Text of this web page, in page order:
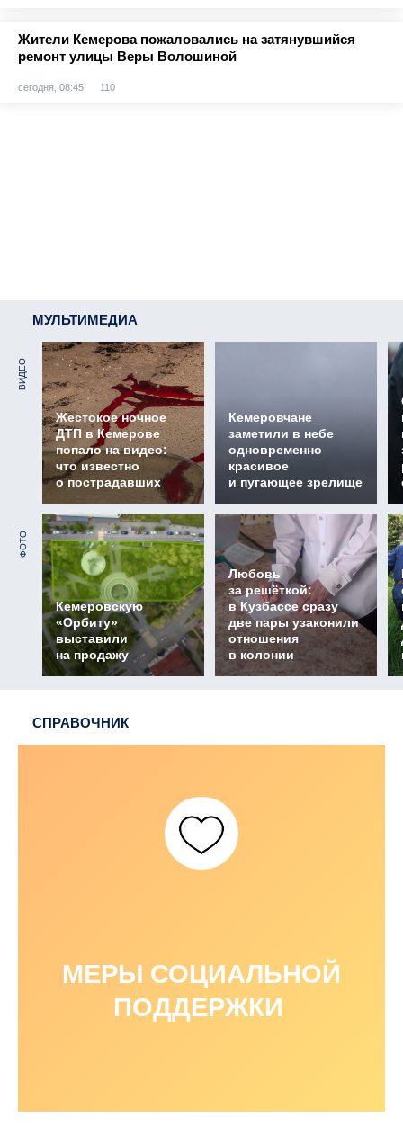
Жители Кемерова пожаловались на затянувшийся
ремонт улицы Веры Волошиной
сегодня, 08:45 110
МУЛЬТИМЕДИА
ВИДЕО
Жестокое ночное
ДТП в Кемерове
попало на видео:
что известно
о пострадавших
Кемеровчане
заметили в небе
одновременно
красивое
и пугающее зрелище
ФОТО
Кемеровскую
«Орбиту»
выставили
на продажу
Любовь
за решёткой:
в Кузбассе сразу
две пары узаконили
отношения
в колонии
СПРАВОЧНИК
МЕРЫ СОЦИАЛЬНОЙ
ПОДДЕРЖКИ